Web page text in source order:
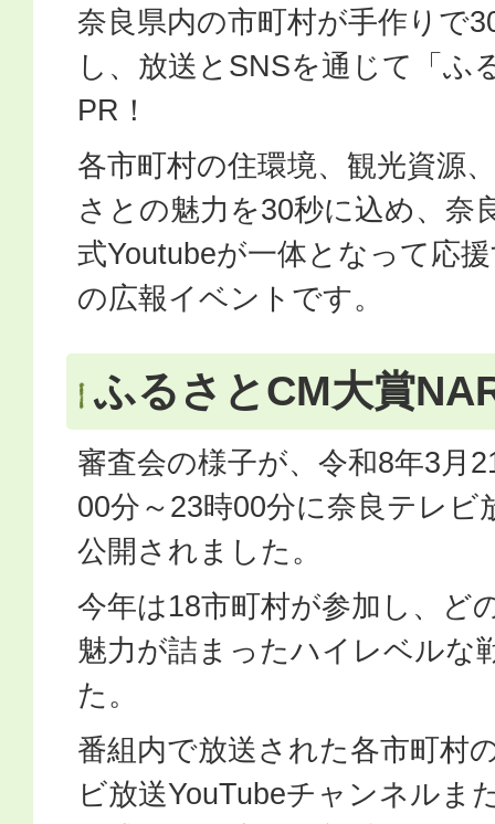
奈良県内の市町村が手作りで
し、放送とSNSを通じて「ふ
PR！
各市町村の住環境、観光資源
さとの魅力を30秒に込め、奈
式Youtubeが一体となって応
の広報イベントです。
ふるさとCM大賞
審査会の様子が、令和8年3月
00分～23時00分に奈良テレビ
公開されました。
今年は18市町村が参加し、ど
魅力が詰まったハイレベルな
た。
番組内で放送された各市町村
ビ放送YouTubeチャンネルま